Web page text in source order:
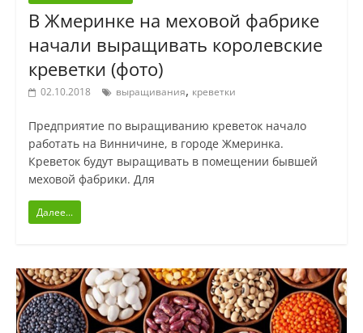
В Жмеринке на меховой фабрике
начали выращивать королевские
креветки (фото)
02.10.2018 выращивания, креветки
Предприятие по выращиванию креветок начало
работать на Винничине, в городе Жмеринка.
Креветок будут выращивать в помещении бывшей
меховой фабрики. Для
Далее...